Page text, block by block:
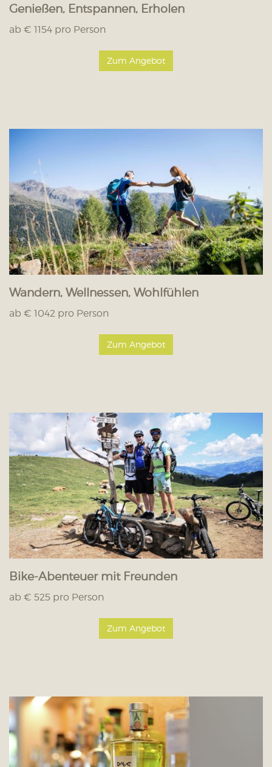
Genießen, Entspannen, Erholen
ab € 1154 pro Person
Zum Angebot
Wandern, Wellnessen, Wohlfühlen
ab € 1042 pro Person
Zum Angebot
Bike-Abenteuer mit Freunden
ab € 525 pro Person
Zum Angebot